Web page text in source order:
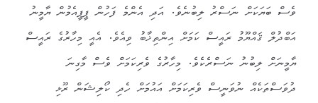
ވެސް ބަޔަކަށް ނަސްރު ލިބުނެވެ. އަދި އެންމެ ފަހުން ޕީޕީއެމުން ޔާމީނު
އަބްދުލް ޤައްޔޫމު ރައީސް ކަމަށް އިންތިޚާބު ވިއެވެ. އެއީ މިހާރުގެ ރައީސް
ޔާމީނަށް ލިބުނު ނަސްރެކެވެ. މިހާރުގެ ވެރިކަމަށް ވެސް މާގިނަ
ދުވަސްތަކެއް ނުވަނީސް ވެރިކަމަށް އައުމަށް ހެދި ކޯލިޝަން ރޫޅި